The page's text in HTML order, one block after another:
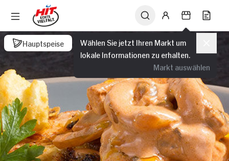
Wählen Sie jetzt Ihren Markt um
lokale Informationen zu erhalten.
Markt auswählen
Hauptspeise